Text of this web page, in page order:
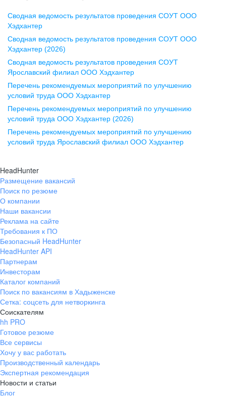
Воронеж
ул. Комиссаржевской, д. 10,
офис 1212
+7 473 280-05-05
pr@vrn.hh.ru
ул. Спартаковская, д. 2А, этаж 3,
помещение 15
+7 843 212-12-50
Екатеринбург
ул. Боевых Дружин, стр. 20,
+7 343 226-79-99
pr@ural.hh.ru
ул. Янковского, д. 169, 7 этаж,
706 каб.
+7 861 205-55-57
pr@krd.hh.ru
Владивосток
пер. Ланинский д. 4, офис 3.4
+7 423 202-33-28
pr@dv.hh.ru
Сводная ведомость результатов проведения СОУТ ООО
Хэдхантер
Сводная ведомость результатов проведения СОУТ ООО
Хэдхантер (2026)
Сводная ведомость результатов проведения СОУТ
Ярославский филиал ООО Хэдхантер
Перечень рекомендуемых мероприятий по улучшению
условий труда ООО Хэдхантер
Перечень рекомендуемых мероприятий по улучшению
условий труда ООО Хэдхантер (2026)
Перечень рекомендуемых мероприятий по улучшению
условий труда Ярославский филиал ООО Хэдхантер
HeadHunter
Размещение вакансий
Поиск по резюме
О компании
Наши вакансии
Реклама на сайте
Требования к ПО
Безопасный HeadHunter
HeadHunter API
Партнерам
Инвесторам
Каталог компаний
Поиск по вакансиям в Хадыженске
Сетка: соцсеть для нетворкинга
Соискателям
hh PRO
Готовое резюме
Все сервисы
Хочу у вас работать
Производственный календарь
Экспертная рекомендация
Новости и статьи
Блог